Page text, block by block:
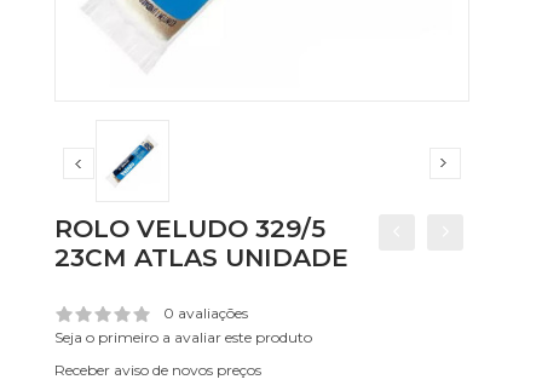
ROLO VELUDO 329/5
23CM ATLAS UNIDADE
0 avaliações
Seja o primeiro a avaliar este produto
Receber aviso de novos preços